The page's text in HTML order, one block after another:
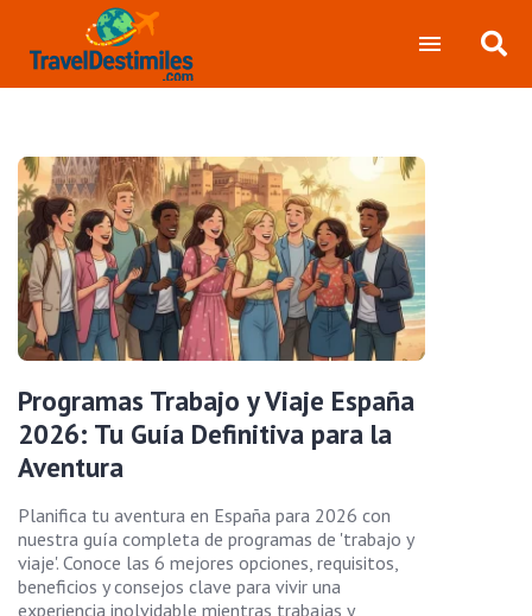
Programas Trabajo y Viaje España
2026: Tu Guía Definitiva para la
Aventura
Planifica tu aventura en España para 2026 con
nuestra guía completa de programas de 'trabajo y
viaje'. Conoce las 6 mejores opciones, requisitos,
beneficios y consejos clave para vivir una
experiencia inolvidable mientras trabajas y